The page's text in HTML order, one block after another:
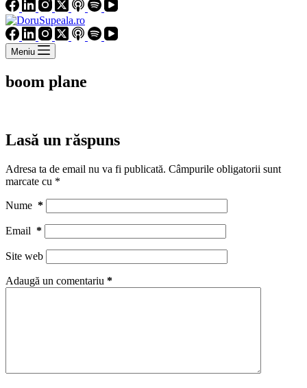
Meniu
boom plane
Lasă un răspuns
Adresa ta de email nu va fi publicată. Câmpurile obligatorii sunt
marcate cu *
Nume *
Email *
Site web
Adaugă un comentariu *